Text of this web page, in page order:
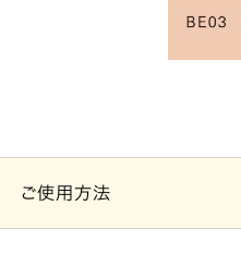
ご使用方法